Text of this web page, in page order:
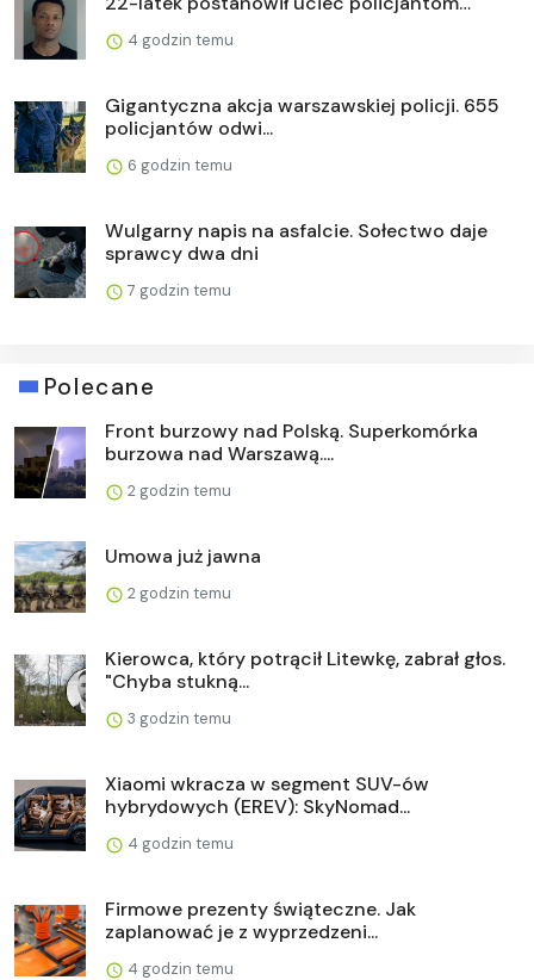
4 godzin temu
Gigantyczna akcja warszawskiej policji. 655
policjantów odwi...
6 godzin temu
Wulgarny napis na asfalcie. Sołectwo daje
sprawcy dwa dni
7 godzin temu
Polecane
Front burzowy nad Polską. Superkomórka
burzowa nad Warszawą....
2 godzin temu
Umowa już jawna
2 godzin temu
Kierowca, który potrącił Litewkę, zabrał głos.
"Chyba stukną...
3 godzin temu
Xiaomi wkracza w segment SUV-ów
hybrydowych (EREV): SkyNomad...
4 godzin temu
Firmowe prezenty świąteczne. Jak
zaplanować je z wyprzedzeni...
4 godzin temu